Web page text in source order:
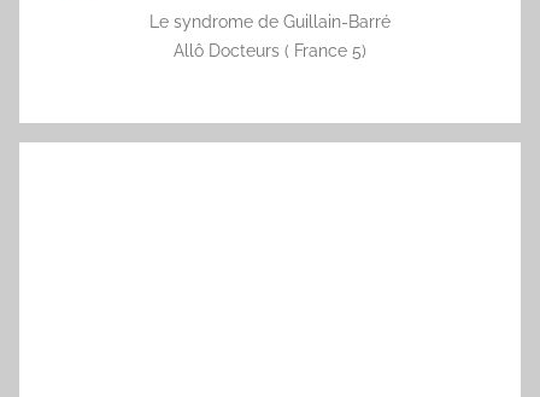
Le syndrome de Guillain-Barré
Allô Docteurs ( France 5)